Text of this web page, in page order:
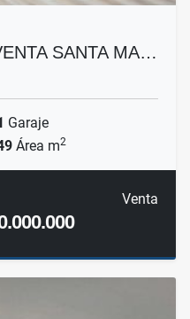
SANTA MA…
Garaje
Área m2
Venta